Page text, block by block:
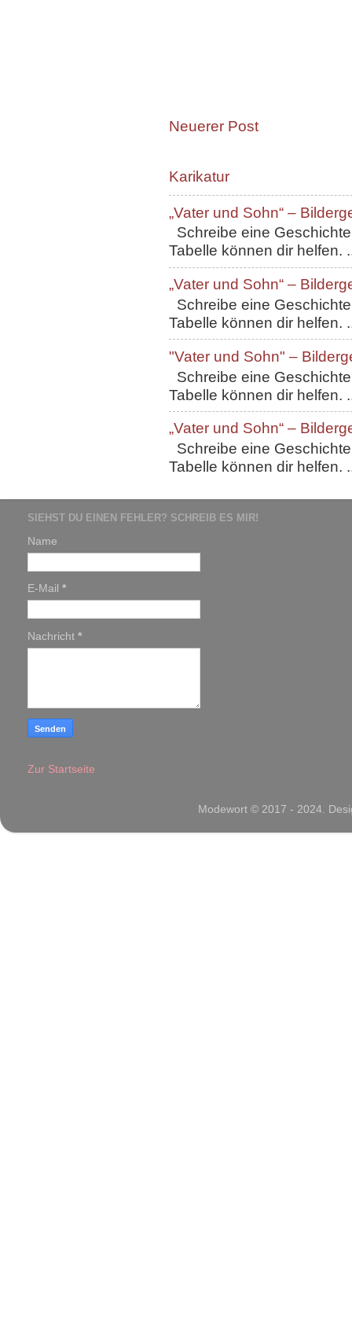
Neuerer Post
Karikatur
„Vater und Sohn“ –
Schreibe eine
Tabelle können dir helfen.
„Vater und Sohn“ –
Schreibe eine
Tabelle können dir helfen.
"Vater und Sohn" –
Schreibe eine
Tabelle können dir helfen.
„Vater und Sohn“ –
Schreibe eine
Tabelle können dir helfen.
SIEHST DU EINEN FEHLER? SCHREIB ES MIR!
Name
E-Mail *
Nachricht *
Zur Startseite
Modewort © 2017 - 2024.